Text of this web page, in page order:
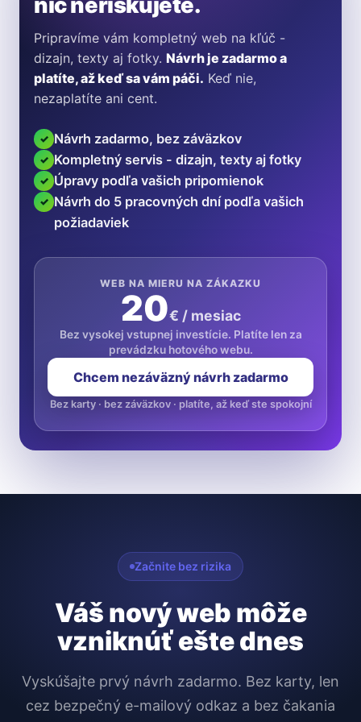
Pripravíme vám kompletný web na kľúč -
dizajn, texty aj fotky. Návrh je zadarmo a
platíte, až keď sa vám páči. Keď nie,
nezaplatíte ani cent.
✓ Návrh zadarmo, bez záväzkov
✓ Kompletný servis - dizajn, texty aj fotky
✓ Úpravy podľa vašich pripomienok
✓ Návrh do 5 pracovných dní podľa vašich
požiadaviek
WEB NA MIERU NA ZÁKAZKU
20€ / mesiac
Bez vysokej vstupnej investície. Platíte len za
prevádzku hotového webu.
Chcem nezáväzný návrh zadarmo
Bez karty · bez záväzkov · platíte, až keď ste spokojní
Začnite bez rizika
Váš nový web môže
vzniknúť ešte dnes
Vyskúšajte prvý návrh zadarmo. Bez karty, len
cez bezpečný e-mailový odkaz a bez čakania